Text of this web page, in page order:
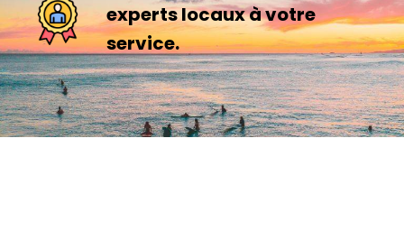
experts locaux à votre
service.